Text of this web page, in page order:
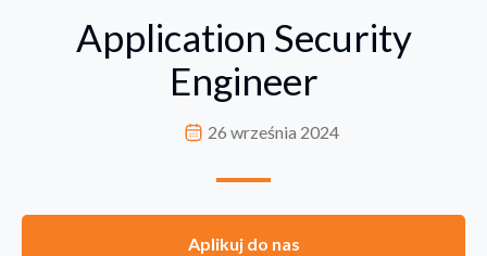
Application Security
Engineer
26 września 2024
Aplikuj do nas